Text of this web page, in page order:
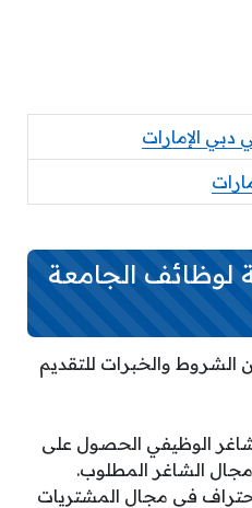
الإمارات
لوظائف الجامعة
الشروط والخبرات للتقديم
الوظيفي الحصول على
الشاغر المطلوب.
في مجال المشتريات